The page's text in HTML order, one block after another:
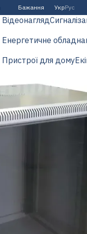
Бажання УкрРус
Відеонагляд
Енергетичне
Пристрої для дому